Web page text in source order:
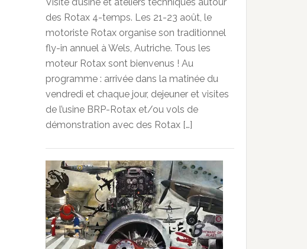
Visite d’usine et ateliers techniques autour
des Rotax 4-temps. Les 21-23 août, le
motoriste Rotax organise son traditionnel
fly-in annuel à Wels, Autriche. Tous les
moteur Rotax sont bienvenus ! Au
programme : arrivée dans la matinée du
vendredi et chaque jour, dejeuner et visites
de l’usine BRP-Rotax et/ou vols de
démonstration avec des Rotax […]